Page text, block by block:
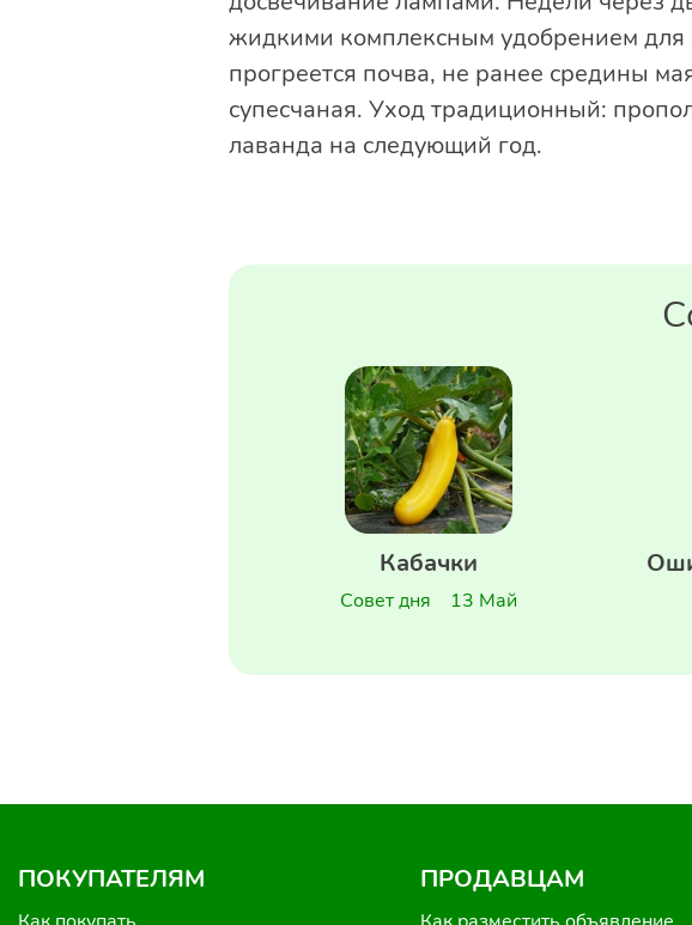
жидкими комплексным удобрением для
прогреется почва, не ранее средины
супесчаная. Уход традиционный:
лаванда на следующий год.
Кабачки
Совет дня 13 Май
ПОКУПАТЕЛЯМ ПРОДАВЦАМ